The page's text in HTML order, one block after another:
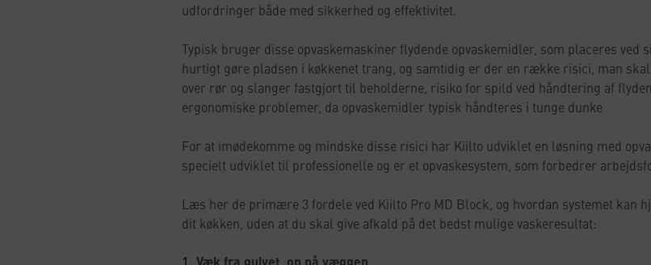
udfordringer både med sikkerhed og effektivitet.
Typisk bruger disse opvaskemaskiner flydende opvaskemidler, som placeres ved
hurtigt gøre pladsen i køkkenet trang, og samtidig er der en række risici, man
over rør og slanger fastgjort til beholderne, risiko for spild ved håndtering af
ergonomiske problemer, da opvaskemidler typisk håndteres i tunge dunke
For at imødekomme og mindske disse risici har Kiilto udviklet en løsning med
specielt udviklet til professionelle og er et opvaskesystem, som forbedrer
Læs her de primære 3 fordele ved Kiilto Pro MD Block, og hvordan systemet kan
dit køkken, uden at du skal give afkald på det bedst mulige vaskeresultat: